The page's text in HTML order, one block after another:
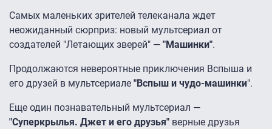
Самых маленьких зрителей телеканала ждет
неожиданный сюрприз: новый мультсериал от
создателей "Летающих зверей" — "Машинки".
Продолжаются невероятные приключения Вспыша и
его друзей в мультсериале "Вспыш и чудо-машинки".
Еще один познавательный мультсериал —
"Суперкрылья. Джет и его друзья" верные друзья